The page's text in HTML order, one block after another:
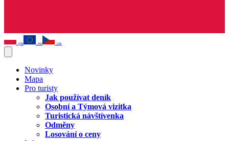
pln eur czk
Novinky
Mapa
Pro turisty
Jak používat deník
Osobní a Týmová vizitka
Turistická návštívenka
Odměny
Losování o ceny